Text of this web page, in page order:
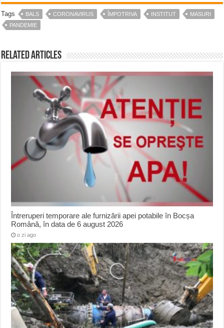
Tags BALS CORONAVIRUS ÎMPOTRIVA INSTITUT
MASURI
PANDEMIE
Related Articles
Întreruperi temporare ale furnizării apei potabile în Bocșa
Română, în data de 6 august 2026
o zi ago